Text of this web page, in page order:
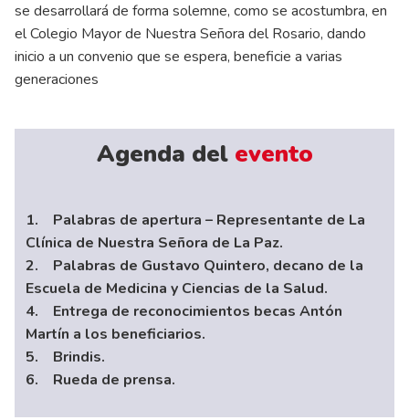
se desarrollará de forma solemne, como se acostumbra, en
el Colegio Mayor de Nuestra Señora del Rosario, dando
inicio a un convenio que se espera, beneficie a varias
generaciones
Agenda del evento
1. Palabras de apertura – Representante de La
Clínica de Nuestra Señora de La Paz.
2. Palabras de Gustavo Quintero, decano de la
Escuela de Medicina y Ciencias de la Salud.
4. Entrega de reconocimientos becas Antón
Martín a los beneficiarios.
5. Brindis.
6. Rueda de prensa.